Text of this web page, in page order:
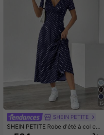
15
SHEIN PETITE
SHEIN PETITE Robe d'été à col en
V avec imprimé floral aléatoire, man